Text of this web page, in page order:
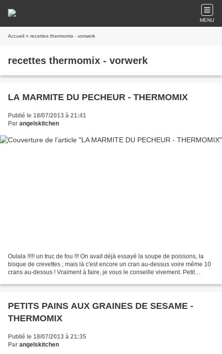
MENU
Accueil » recettes thermomix - vorwerk
recettes thermomix - vorwerk
LA MARMITE DU PECHEUR - THERMOMIX
Publié le 18/07/2013 à 21:41
Par angelskitchen
Oulala !!!!! un truc de fou !!! On avait déjà essayé la soupe de poissons, la
bisque de crevettes ; mais là c'est encore un cran au-dessus voire même 10
crans au-dessus ! Vraiment à faire, je vous le conseille vivement. Petit
PETITS PAINS AUX GRAINES DE SESAME -
THERMOMIX
Publié le 18/07/2013 à 21:35
Par angelskitchen